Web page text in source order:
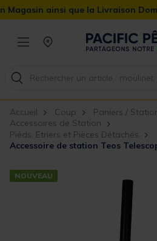
ainsi que la Livraison Domicile
Accueil Coup
Paniers /
Accessoires de Station
Piéds, Etriers et Pièces Détachés
Accessoire de station Teos
NOUVEAU